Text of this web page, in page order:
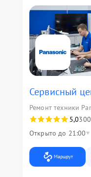
Сервисный
Ремонт техники
5,0
Открыто до 21:00
Маршрут